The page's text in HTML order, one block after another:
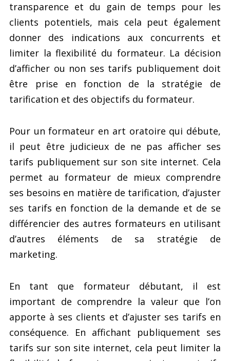
transparence et du gain de temps pour les
clients potentiels, mais cela peut également
donner des indications aux concurrents et
limiter la flexibilité du formateur. La décision
d’afficher ou non ses tarifs publiquement doit
être prise en fonction de la stratégie de
tarification et des objectifs du formateur.
Pour un formateur en art oratoire qui débute,
il peut être judicieux de ne pas afficher ses
tarifs publiquement sur son site internet. Cela
permet au formateur de mieux comprendre
ses besoins en matière de tarification, d’ajuster
ses tarifs en fonction de la demande et de se
différencier des autres formateurs en utilisant
d’autres éléments de sa stratégie de
marketing.
En tant que formateur débutant, il est
important de comprendre la valeur que l’on
apporte à ses clients et d’ajuster ses tarifs en
conséquence. En affichant publiquement ses
tarifs sur son site internet, cela peut limiter la